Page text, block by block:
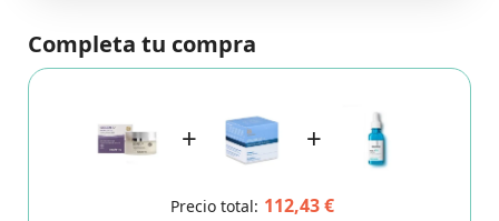
Completa tu compra
+ +
Precio total: 112,43 €